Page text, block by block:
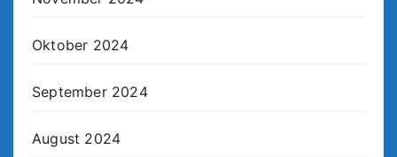
Oktober 2024
September 2024
August 2024